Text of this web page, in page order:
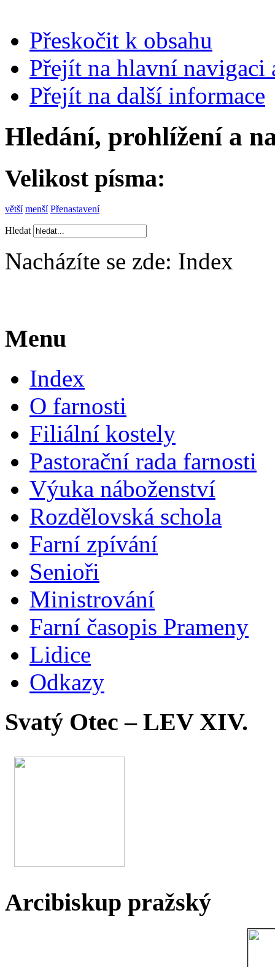
Přeskočit k obsahu
Přejít na hlavní navigaci
Přejít na další informace
Hledání, prohlížení a
Velikost písma:
větší menší Přenastavení
Hledat
Nacházíte se zde: Index
Menu
Index
O farnosti
Filiální kostely
Pastorační rada farnosti
Výuka náboženství
Rozdělovská schola
Farní zpívání
Senioři
Ministrování
Farní časopis Prameny
Lidice
Odkazy
Svatý Otec – LEV XIV.
Arcibiskup pražský